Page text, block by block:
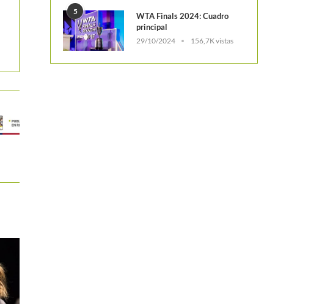
5
WTA Finals 2024: Cuadro
principal
29/10/2024 156,7K vistas